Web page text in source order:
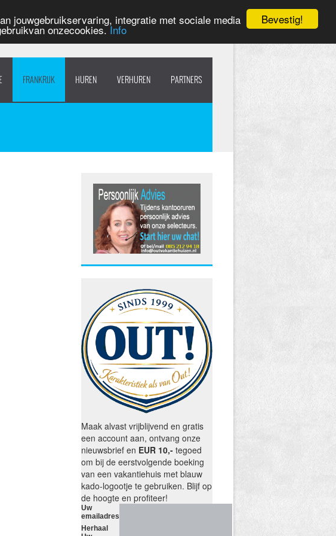
Bevestig!
jouwgebruikservaring, integratie met sociale media
onzecookies.Info
FRANKRIJK HUREN VERHUREN PARTNERS
Maak alvast vrijblijvend en gratis
een account aan, ontvang onze
nieuwsbrief en EUR 10,- tegoed
om bij de eerstvolgende boeking
van een vakantiehuis met blauw
kado-logootje te gebruiken. Blijf op
de hoogte en profiteer!
Uw
emailadres
Herhaal